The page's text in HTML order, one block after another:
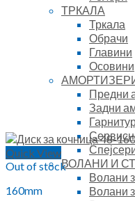
ТРКАЛА
Тркала
Обрачи
Главини
Осовини
Предни
Задни
ВОЛАНИ И
Волани
Волани
Quick View
Out of stock
160mm